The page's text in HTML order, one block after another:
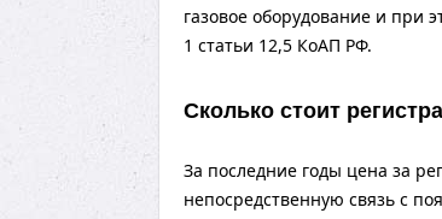
газовое оборудование и при
1 статьи 12,5 КоАП РФ.
Сколько стоит
За последние годы цена за
непосредственную связь с